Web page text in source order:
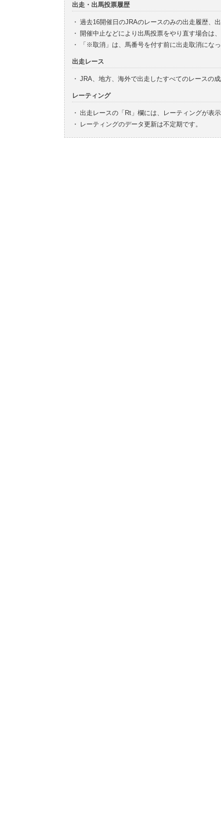
出走・出馬投票履歴
・ 過去16開催日のJRAのレースのみの出走履歴、
・ 開催中止などにより出馬投票をやり直す場合は
・
「※取消」は、馬番号を付す前に出走取消にな
出走レース
・ JRA、地方、海外で出走したすべてのレースの
レーティング
・ 出走レースの「Rt」欄には、レーティングが表
・
レーティングのデータ更新は不定期です。